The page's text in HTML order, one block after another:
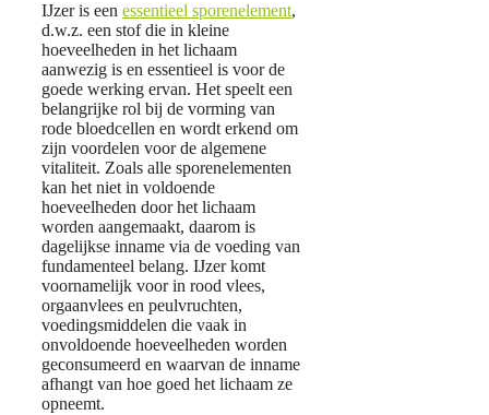
IJzer is een essentieel sporenelement,
d.w.z. een stof die in kleine
hoeveelheden in het lichaam
aanwezig is en essentieel is voor de
goede werking ervan. Het speelt een
belangrijke rol bij de vorming van
rode bloedcellen en wordt erkend om
zijn voordelen voor de algemene
vitaliteit. Zoals alle sporenelementen
kan het niet in voldoende
hoeveelheden door het lichaam
worden aangemaakt, daarom is
dagelijkse inname via de voeding van
fundamenteel belang. IJzer komt
voornamelijk voor in rood vlees,
orgaanvlees en peulvruchten,
voedingsmiddelen die vaak in
onvoldoende hoeveelheden worden
geconsumeerd en waarvan de inname
afhangt van hoe goed het lichaam ze
opneemt.